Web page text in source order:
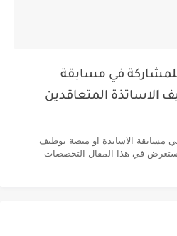
في مسابقة
الاساتذة المتعاقدين
مسابقة الاساتذة او منصة توظيف
المتعاقدين لسنة 2025 نستعرض في هذا المقال التخصصات